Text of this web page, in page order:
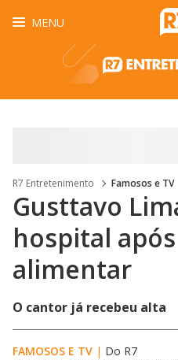
MENU
R7 Entretenimento Famosos e TV
Gusttavo
hospital
alimentar
O cantor já recebeu alta
FAMOSOS E TV | Do R7